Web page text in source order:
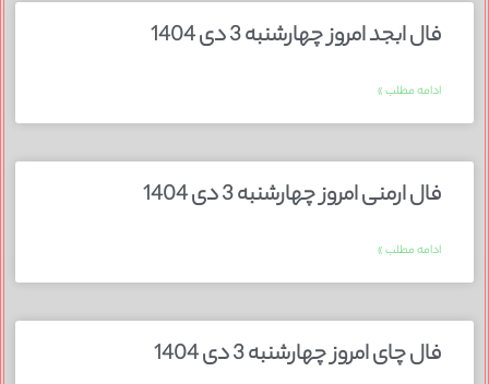
فال ابجد امروز چهارشنبه 3 دی 1404
ادامه مطلب »
فال ارمنی امروز چهارشنبه 3 دی 1404
ادامه مطلب »
فال چای امروز چهارشنبه 3 دی 1404